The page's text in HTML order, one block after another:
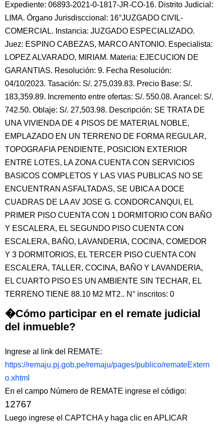
Expediente: 06893-2021-0-1817-JR-CO-16. Distrito Judicial:
LIMA. Órgano Jurisdisccional: 16°JUZGADO CIVIL-
COMERCIAL. Instancia: JUZGADO ESPECIALIZADO.
Juez: ESPINO CABEZAS, MARCO ANTONIO. Especialista:
LOPEZ ALVARADO, MIRIAM. Materia: EJECUCION DE
GARANTIAS. Resolución: 9. Fecha Resolución:
04/10/2023. Tasación: S/. 275,039.83. Precio Base: S/.
183,359.89. Incremento entre ofertas: S/. 550.08. Arancel: S/.
742.50. Oblaje: S/. 27,503.98. Descripción: SE TRATA DE
UNA VIVIENDA DE 4 PISOS DE MATERIAL NOBLE,
EMPLAZADO EN UN TERRENO DE FORMA REGULAR,
TOPOGRAFIA PENDIENTE, POSICION EXTERIOR
ENTRE LOTES, LA ZONA CUENTA CON SERVICIOS
BASICOS COMPLETOS Y LAS VIAS PUBLICAS NO SE
ENCUENTRAN ASFALTADAS, SE UBICA A DOCE
CUADRAS DE LA AV JOSE G. CONDORCANQUI, EL
PRIMER PISO CUENTA CON 1 DORMITORIO CON BAÑO
Y ESCALERA, EL SEGUNDO PISO CUENTA CON
ESCALERA, BAÑO, LAVANDERIA, COCINA, COMEDOR
Y 3 DORMITORIOS, EL TERCER PISO CUENTA CON
ESCALERA, TALLER, COCINA, BAÑO Y LAVANDERIA,
EL CUARTO PISO ES UN AMBIENTE SIN TECHAR, EL
TERRENO TIENE 88.10 M2 MT2.. N° inscritos: 0
�Cómo participar en el remate judicial
del inmueble?
Ingrese al link del REMATE:
https://remaju.pj.gob.pe/remaju/pages/publico/remateExtern
o.xhtml
En el campo Número de REMATE ingrese el código:
12767
Luego ingrese el CAPTCHA y haga clic en APLICAR